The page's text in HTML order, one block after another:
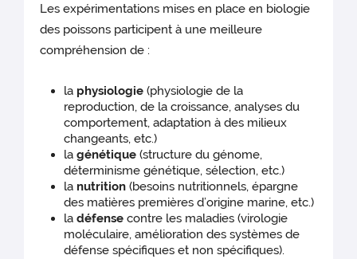
Les expérimentations mises en place en biologie
des poissons participent à une meilleure
compréhension de :
la physiologie (physiologie de la
reproduction, de la croissance, analyses du
comportement, adaptation à des milieux
changeants, etc.)
lagénétique (structure du génome,
déterminisme génétique, sélection, etc.)
la nutrition (besoins nutritionnels, épargne
des matières premières d’origine marine, etc.)
ladéfense contre les maladies (virologie
moléculaire, amélioration des systèmes de
défense spécifiques et non spécifiques).